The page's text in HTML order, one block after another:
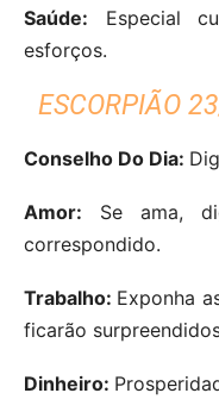
Saúde: Especial
esforços.
ESCORPIÃO
Conselho Do Dia:
Amor: Se ama,
correspondido.
Trabalho: Exponha
ficarão
Dinheiro: